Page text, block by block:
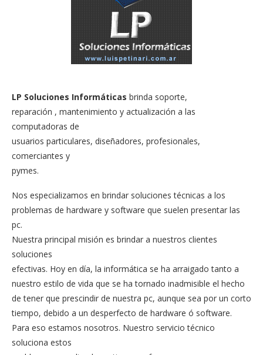
LP Soluciones Informáticas brinda soporte,
reparación , mantenimiento y actualización a las
computadoras de
usuarios particulares, diseñadores, profesionales,
comerciantes y
pymes.
Nos especializamos en brindar soluciones técnicas a los
problemas de hardware y software que suelen presentar las
pc.
Nuestra principal misión es brindar a nuestros clientes
soluciones
efectivas. Hoy en día, la informática se ha arraigado tanto a
nuestro estilo de vida que se ha tornado inadmisible el hecho
de tener que prescindir de nuestra pc, aunque sea por un corto
tiempo, debido a un desperfecto de hardware ó software.
Para eso estamos nosotros. Nuestro servicio técnico
soluciona estos